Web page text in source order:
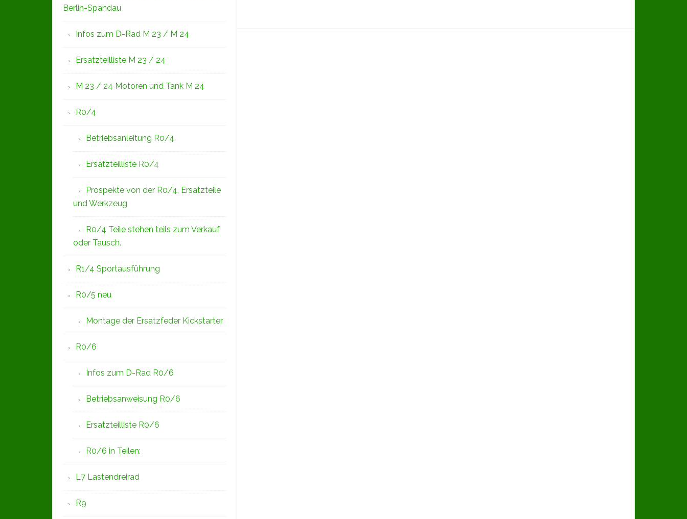
Berlin-Spandau
Infos zum D-Rad M 23 / M 24
Ersatzteilliste M 23 / 24
M 23 / 24 Motoren und Tank M 24
R0/4
Betriebsanleitung R0/4
Ersatzteilliste R0/4
Prospekte von der R0/4, Ersatzteile
und Werkzeug
R0/4 Teile stehen teils zum Verkauf
oder Tausch.
R1/4 Sportausführung
R0/5 neu
Montage der Ersatzfeder Kickstarter
R0/6
Infos zum D-Rad R0/6
Betriebsanweisung R0/6
Ersatzteilliste R0/6
R0/6 in Teilen:
L7 Lastendreirad
R9